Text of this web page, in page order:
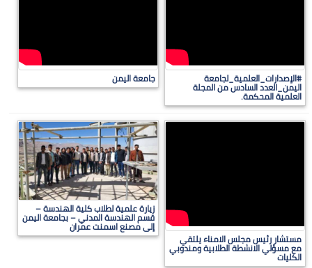
#الإصدارات_العلمية_لجامعة
اليمن_العدد السادس من المجلة
العلمية المحكمة.
جامعة اليمن
مستشار رئيس مجلس الامناء يلتقي
مع مسؤلي الانشطة الطلابية ومندوبي
الكليات
زيارة علمية لطلاب كلية الهندسة –
قسم الهندسة المدني – بجامعة اليمن
إلى مصنع اسمنت عمران